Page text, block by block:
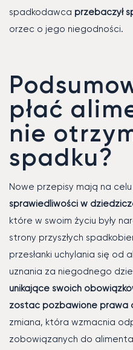
spadkodawca przebaczył
orzec o jego niegodności.
płać
nie
spadku?
Nowe przepisy mają na
sprawiedliwości w
które w swoim życiu były
strony przyszłych
przesłanki uchylania się
uznania za niegodnego
unikające swoich
zostać pozbawione prawa
zmiana, która wzmacnia
zobowiązanych do